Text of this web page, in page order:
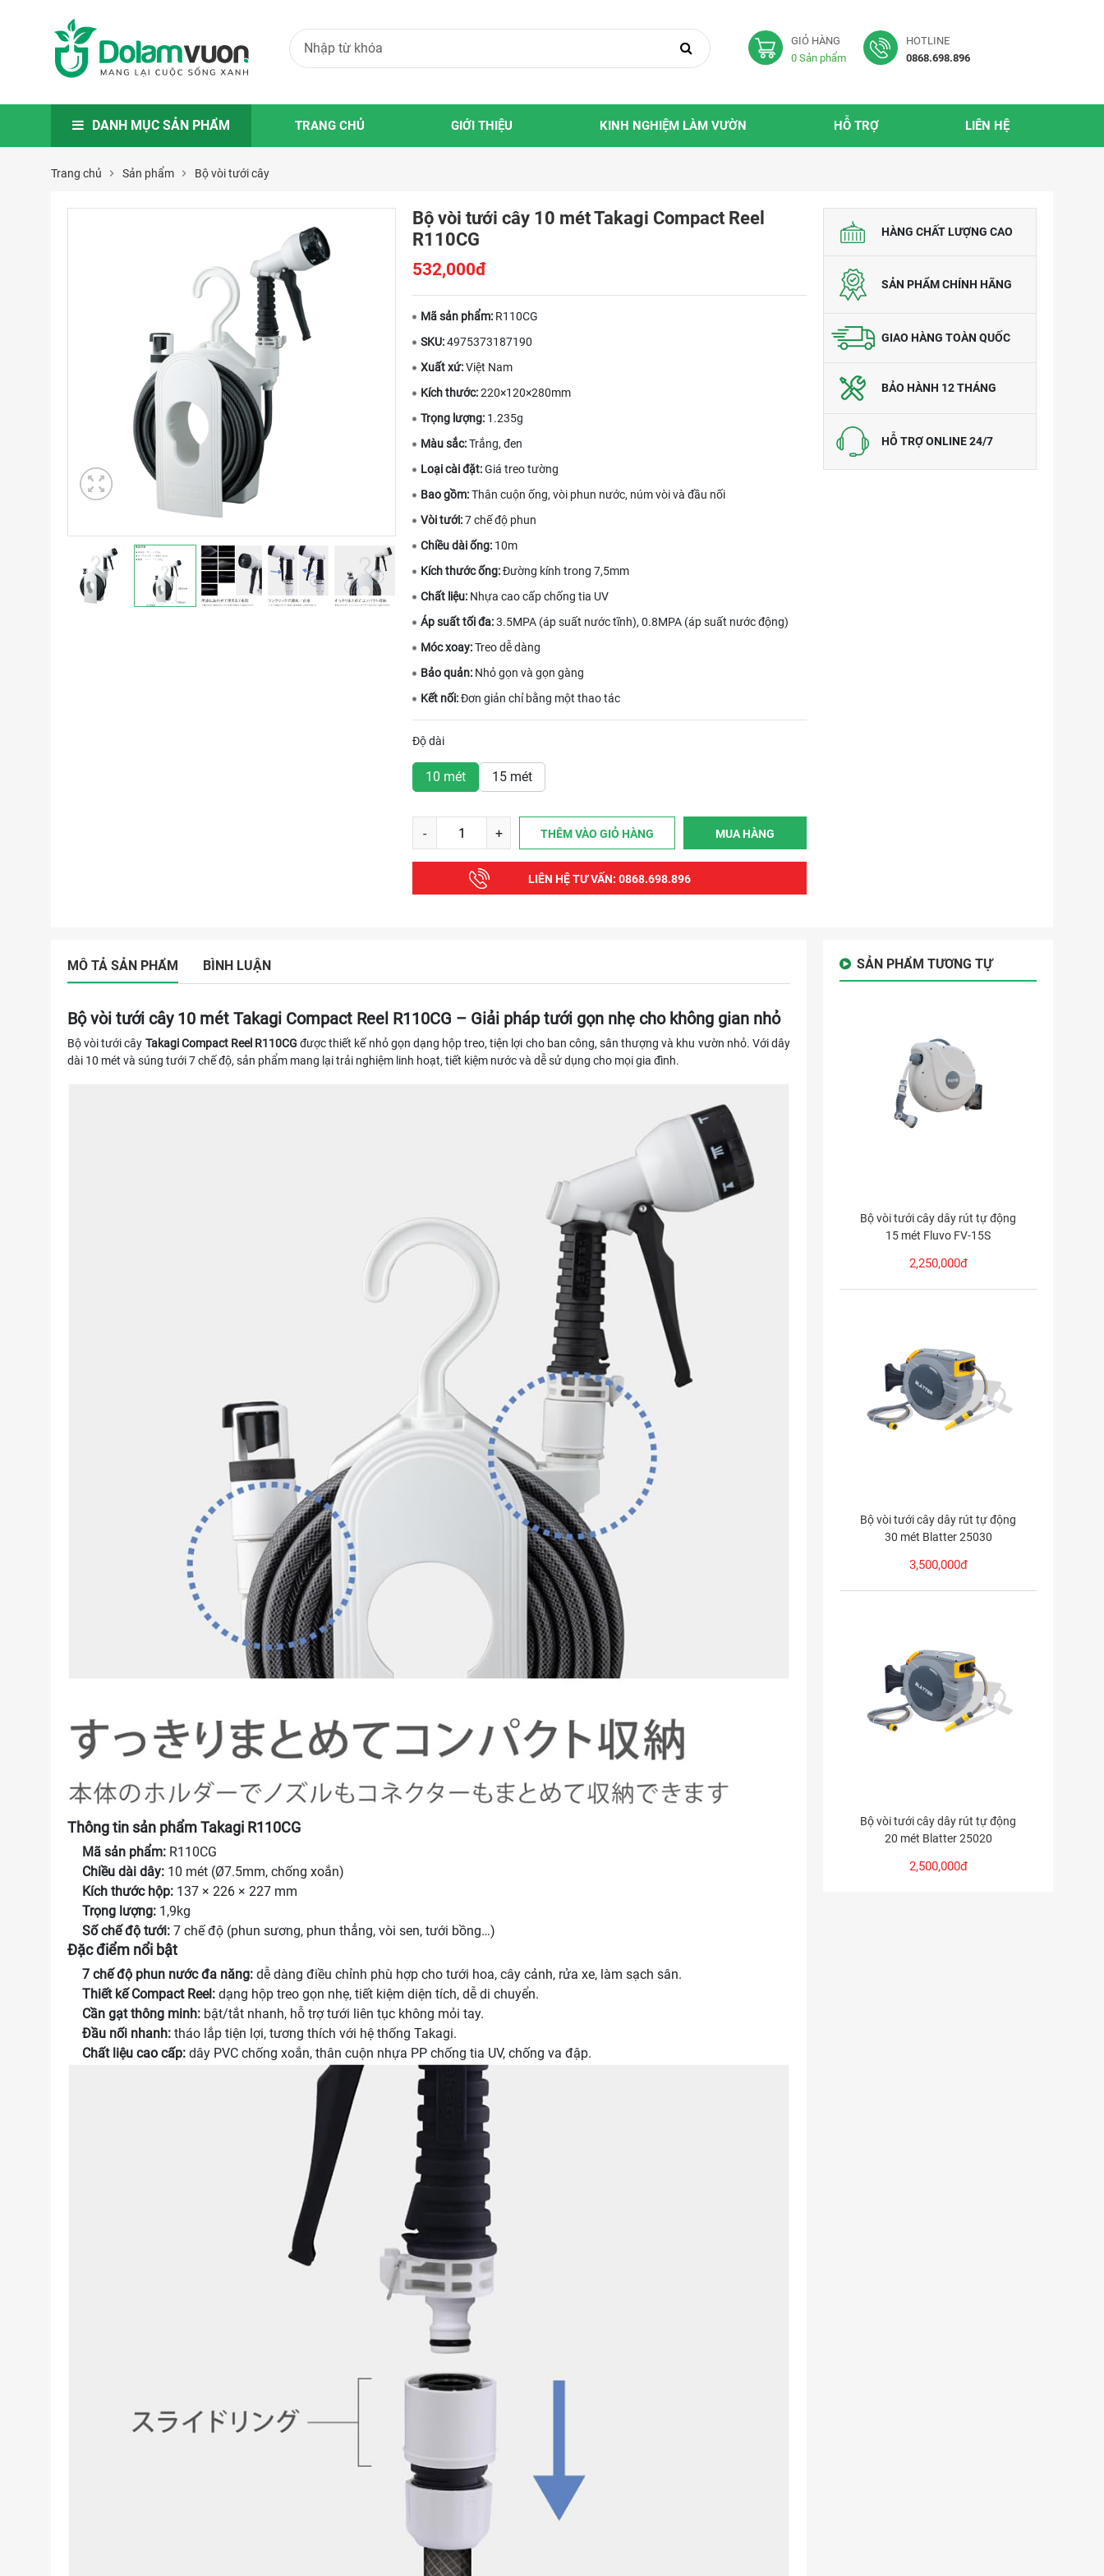
GIỎ HÀNG
0Sản phẩm
HOTLINE
0868.698.896
DANH MỤC SẢN PHẨM TRANG CHỦ GIỚI THIỆU KINH NGHIỆM LÀM VƯỜN HỖ TRỢ LIÊN HỆ
Trang chủ Sản phẩm Bộ vòi tưới cây
Bộ vòi tưới cây 10 mét Takagi Compact Reel
R110CG
532,000đ
Mã sản phẩm: R110CG
SKU:4975373187190
Xuất xứ:Việt Nam
Kích thước:220×120×280mm
Trọng lượng: 1.235g
Màu sắc:Trắng, đen
Loại cài đặt:Giá treo tường
Bao gồm:Thân cuộn ống, vòi phun nước, núm vòi và đầu nối
Vòi tưới:7 chế độ phun
Chiều dài ống: 10m
Kích thước ống:Đường kính trong 7,5mm
Chất liệu: Nhựa cao cấp chống tia UV
Áp suất tối đa:3.5MPA (áp suất nước tĩnh), 0.8MPA (áp suất nước động)
Móc xoay:Treo dễ dàng
Bảo quản: Nhỏ gọn và gọn gàng
Kết nối:Đơn giản chỉ bằng một thao tác
Độ dài
10 mét 15 mét
- + THÊM VÀO GIỎ HÀNG MUA HÀNG
LIÊN HỆ TƯ VẤN: 0868.698.896
HÀNG CHẤT LƯỢNG CAO
SẢN PHẨM CHÍNH HÃNG
GIAO HÀNG TOÀN QUỐC
BẢO HÀNH 12 THÁNG
HỖ TRỢ ONLINE 24/7
MÔ TẢ SẢN PHẨM BÌNH LUẬN
Bộ vòi tưới cây 10 mét Takagi Compact Reel R110CG – Giải pháp tưới gọn nhẹ cho không gian nhỏ
Bộ vòi tưới cây Takagi Compact Reel R110CG được thiết kế nhỏ gọn dạng hộp treo, tiện lợi cho ban công, sân thượng và khu vườn nhỏ. Với dây
dài 10 mét và súng tưới 7 chế độ, sản phẩm mang lại trải nghiệm linh hoạt, tiết kiệm nước và dễ sử dụng cho mọi gia đình.
Thông tin sản phẩm Takagi R110CG
Mã sản phẩm: R110CG
Chiều dài dây: 10 mét (Ø7.5mm, chống xoắn)
Kích thước hộp: 137 × 226 × 227 mm
Trọng lượng: 1,9kg
Số chế độ tưới: 7 chế độ (phun sương, phun thẳng, vòi sen, tưới bồng…)
Đặc điểm nổi bật
7 chế độ phun nước đa năng: dễ dàng điều chỉnh phù hợp cho tưới hoa, cây cảnh, rửa xe, làm sạch sân.
Thiết kế Compact Reel: dạng hộp treo gọn nhẹ, tiết kiệm diện tích, dễ di chuyển.
Cần gạt thông minh: bật/tắt nhanh, hỗ trợ tưới liên tục không mỏi tay.
Đầu nối nhanh: tháo lắp tiện lợi, tương thích với hệ thống Takagi.
Chất liệu cao cấp: dây PVC chống xoắn, thân cuộn nhựa PP chống tia UV, chống va đập.
SẢN PHẨM TƯƠNG TỰ
Bộ vòi tưới cây dây rút tự động
15 mét Fluvo FV-15S
2,250,000đ
Bộ vòi tưới cây dây rút tự động
30 mét Blatter 25030
3,500,000đ
Bộ vòi tưới cây dây rút tự động
20 mét Blatter 25020
2,500,000đ